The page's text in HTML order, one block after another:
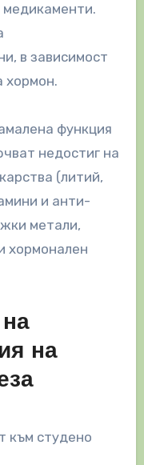
медикаменти.
в зависимост
хормон.
функция
недостиг на
(литий,
и анти-
метали,
хормонален
на
към студено